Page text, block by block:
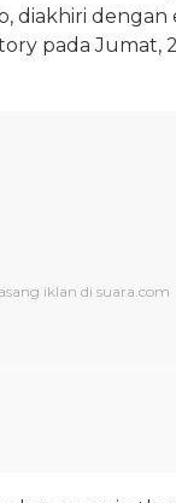
diakhiri dengan
pada Jumat,